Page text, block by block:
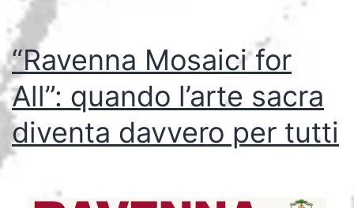
“Ravenna Mosaici for
All”: quando l’arte sacra
diventa davvero per tutti